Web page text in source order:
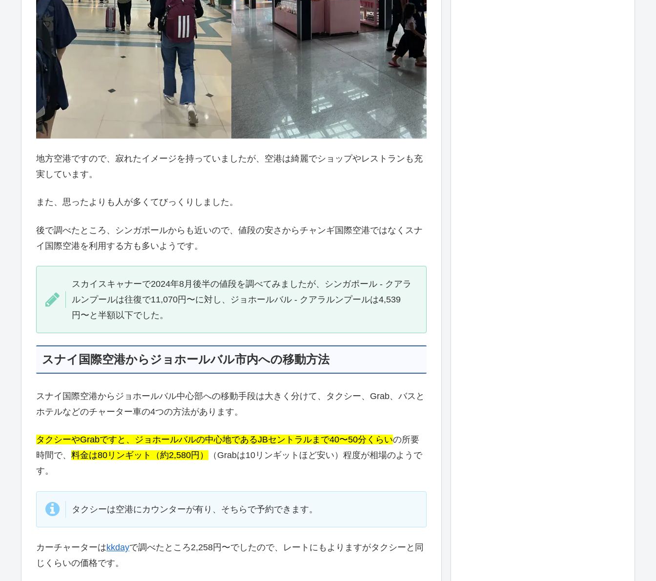
地方空港ですので、寂れたイメージを持っていましたが、空港は綺麗でショップやレストランも充
実しています。
また、思ったよりも人が多くてびっくりしました。
後で調べたところ、シンガポールからも近いので、値段の安さからチャンギ国際空港ではなくスナ
イ国際空港を利用する方も多いようです。
スカイスキャナーで2024年8月後半の値段を調べてみましたが、シンガポール - クアラ
ルンプールは往復で11,070円〜に対し、ジョホールバル - クアラルンプールは4,539
円〜と半額以下でした。
スナイ国際空港からジョホールバル市内への移動方法
スナイ国際空港からジョホールバル中心部への移動手段は大きく分けて、タクシー、Grab、バスと
ホテルなどのチャーター車の4つの方法があります。
タクシーやGrabですと、ジョホールバルの中心地であるJBセントラルまで40〜50分くらいの所要
時間で、 料金は80リンギット（約2,580円）
（Grabは10リンギットほど安い）程度が相場のようで
す。
タクシーは空港にカウンターが有り、そちらで予約できます。
カーチャーターはkkdayで調べたところ2,258円〜でしたので、レートにもよりますがタクシーと同
じくらいの価格です。